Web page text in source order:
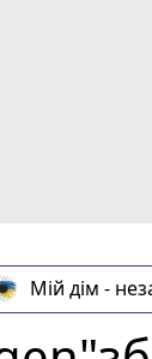
Мій дім -